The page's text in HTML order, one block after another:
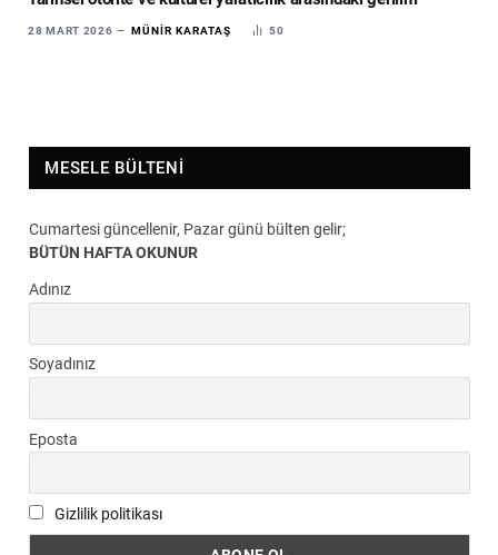
28 MART 2026 MÜNIR KARATAŞ 50
MESELE BÜLTENI
Cumartesi güncellenir, Pazar günü bülten gelir;
BÜTÜN HAFTA OKUNUR
Adınız
Soyadınız
Eposta
Gizlilik politikası